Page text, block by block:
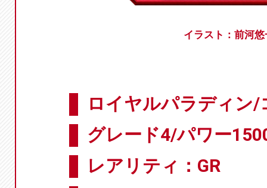
イラスト：前河悠
ロイヤルパラディン
グレード4/パワー
レアリティ：GR